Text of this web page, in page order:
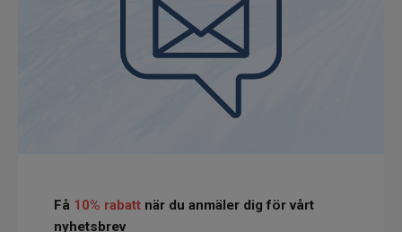
Få 10% rabatt när du anmäler dig för vårt
nyhetsbrev